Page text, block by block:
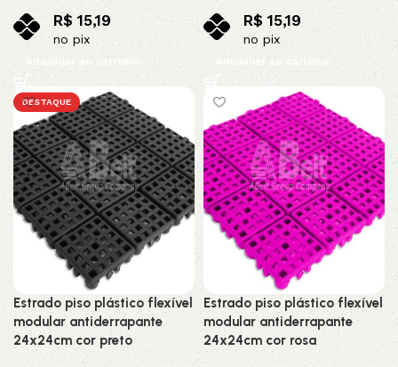
R$ 15,19
no pix
Adicionar ao carrinho
R$ 15,19
no pix
Adicionar ao carrinho
DESTAQUE
Estrado piso plástico flexível
modular antiderrapante
24x24cm cor preto
Estrado piso plástico flexível
modular antiderrapante
24x24cm cor rosa